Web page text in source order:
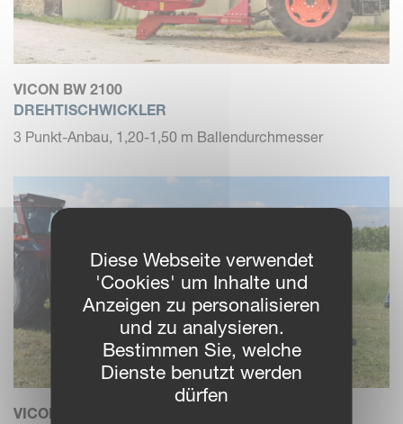
VICON BW 2100
DREHTISCHWICKLER
3 Punkt-Anbau, 1,20-1,50 m Ballendurchmesser
VICON BW 2400
Diese Webseite verwendet
'Cookies' um Inhalte und
Anzeigen zu personalisieren
und zu analysieren.
Bestimmen Sie, welche
Dienste benutzt werden
dürfen